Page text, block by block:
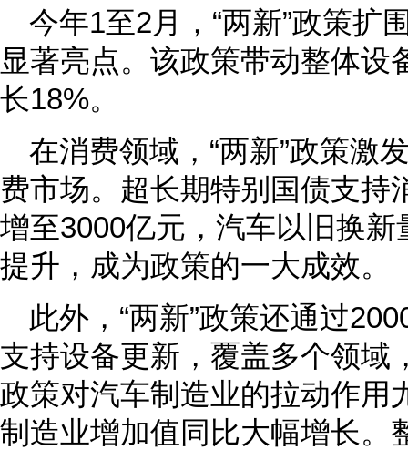
今年1至2月，“两新”政策扩
显著亮点。该政策带动整体设
长18%。
在消费领域，“两新”政策激
费市场。超长期特别国债支持
增至3000亿元，汽车以旧换
提升，成为政策的一大成效。
此外，“两新”政策还通过
支持设备更新，覆盖多个领域
政策对汽车制造业的拉动作用
制造业增加值同比大幅增长。